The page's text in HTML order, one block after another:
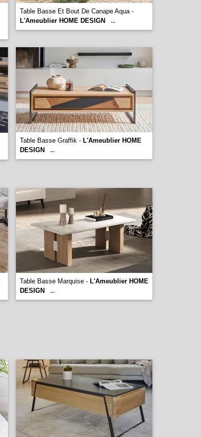
Table Basse Et Bout De Canape Aqua -
L'Ameublier HOME DESIGN
...
Table Basse Graffik - L'Ameublier HOME
DESIGN
...
Table Basse Marquise - L'Ameublier HOME
DESIGN
...